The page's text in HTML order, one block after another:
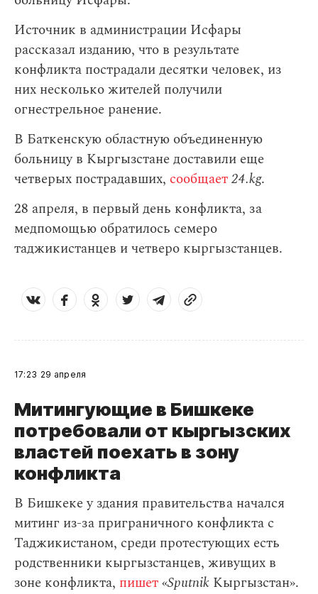
Источник в администрации Исфары
рассказал изданию, что в результате
конфликта пострадали десятки человек, из
них несколько жителей получили
огнестрельное ранение.
В Баткенскую областную объединенную
больницу в Кыргызстане доставили еще
четверых пострадавших, сообщает24.kg.
28 апреля, в первый день конфликта, за
медпомощью обратилось семеро
таджикистанцев и четверо кыргызстанцев.
17:23 29 апреля
Митингующие в Бишкеке
потребовали от кыргызских
властей поехать в зону
конфликта
В Бишкеке у здания правительства начался
митинг из-за приграничного конфликта с
Таджикистаном, среди протестующих есть
родственники кыргызстанцев, живущих в
зоне конфликта, пишет«Sputnik Кыргызстан».